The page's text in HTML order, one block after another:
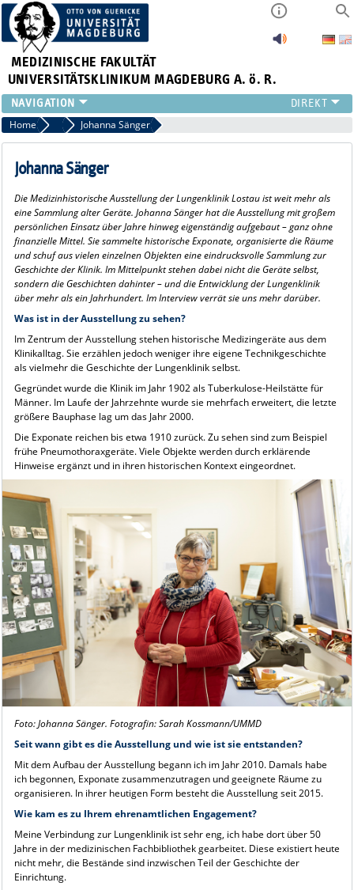
MEDIZINISCHE FAKULTÄT
UNIVERSITÄTSKLINIKUM MAGDEBURG A. ö. R.
INSTITUTE
KLINIKEN
ZENTRALE EINRICHTUNGEN
PRESSE
ÜBER UNS
INTERNATIONAL
INTRANET
Home #TeamUMMD
Johanna Sänger
Johanna Sänger
Die Medizinhistorische Ausstellung der Lungenklinik Lostau ist weit mehr als
eine Sammlung alter Geräte. Johanna Sänger hat die Ausstellung mit großem
persönlichen Einsatz über Jahre hinweg eigenständig aufgebaut – ganz ohne
finanzielle Mittel. Sie sammelte historische Exponate, organisierte die Räume
und schuf aus vielen einzelnen Objekten eine eindrucksvolle Sammlung zur
Geschichte der Klinik. Im Mittelpunkt stehen dabei nicht die Geräte selbst,
sondern die Geschichten dahinter – und die Entwicklung der Lungenklinik
über mehr als ein Jahrhundert. Im Interview verrät sie uns mehr darüber.
Was ist in der Ausstellung zu sehen?
Im Zentrum der Ausstellung stehen historische Medizingeräte aus dem
Klinikalltag. Sie erzählen jedoch weniger ihre eigene Technikgeschichte
als vielmehr die Geschichte der Lungenklinik selbst.
Gegründet wurde die Klinik im Jahr 1902 als Tuberkulose-Heilstätte für
Männer. Im Laufe der Jahrzehnte wurde sie mehrfach erweitert, die letzte
größere Bauphase lag um das Jahr 2000.
Die Exponate reichen bis etwa 1910 zurück. Zu sehen sind zum Beispiel
frühe Pneumothoraxgeräte. Viele Objekte werden durch erklärende
Hinweise ergänzt und in ihren historischen Kontext eingeordnet.
Foto: Johanna Sänger. Fotografin: Sarah Kossmann/UMMD
Seit wann gibt es die Ausstellung und wie ist sie entstanden?
Mit dem Aufbau der Ausstellung begann ich im Jahr 2010. Damals habe
ich begonnen, Exponate zusammenzutragen und geeignete Räume zu
organisieren. In ihrer heutigen Form besteht die Ausstellung seit 2015.
Wie kam es zu Ihrem ehrenamtlichen Engagement?
Meine Verbindung zur Lungenklinik ist sehr eng, ich habe dort über 50
Jahre in der medizinischen Fachbibliothek gearbeitet. Diese existiert heute
nicht mehr, die Bestände sind inzwischen Teil der Geschichte der
Einrichtung.